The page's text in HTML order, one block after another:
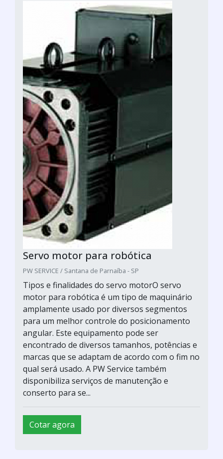
Servo motor para robótica
PW SERVICE / Santana de Parnaíba - SP
Tipos e finalidades do servo motorO servo
motor para robótica é um tipo de maquinário
amplamente usado por diversos segmentos
para um melhor controle do posicionamento
angular. Este equipamento pode ser
encontrado de diversos tamanhos, potências e
marcas que se adaptam de acordo com o fim no
qual será usado. A PW Service também
disponibiliza serviços de manutenção e
conserto para se...
Cotar agora